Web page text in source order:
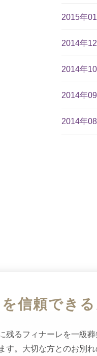
2015年
2014年
2014年
2014年
2014年
を信頼でき
残るフィナーレを一級
す。大切な方とのお別